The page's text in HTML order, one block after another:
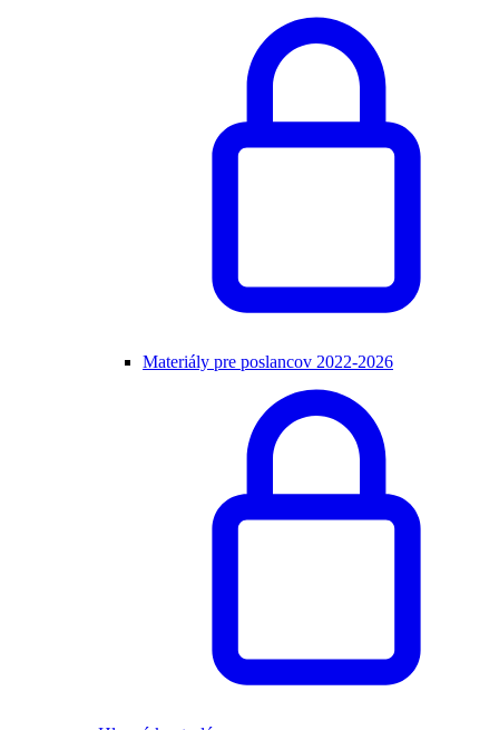
Materiály pre poslancov 2022-2026